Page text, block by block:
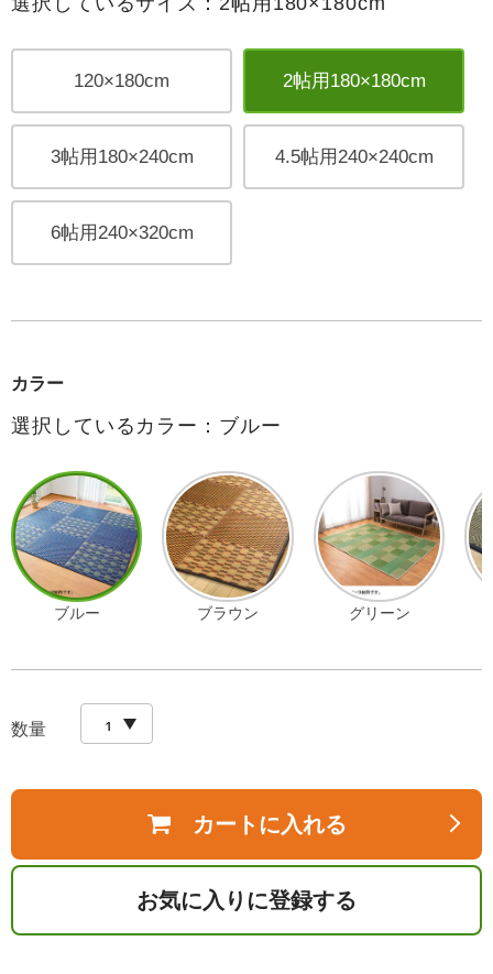
120×180cm 2帖用180×180cm
3帖用180×240cm 4.5帖用240×240cm
6帖用240×320cm
カラー
選択しているカラー：ブルー
ブルー ブラウン グリーン
数量
カートに入れる
お気に入りに登録する